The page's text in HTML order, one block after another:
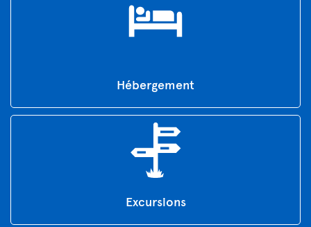
Hébergement
Excursions